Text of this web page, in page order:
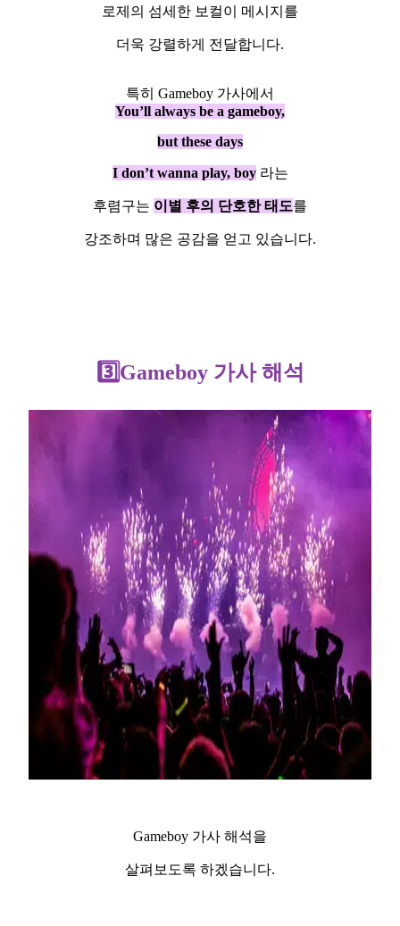
로제의 섬세한 보컬이 메시지를
더욱 강렬하게 전달합니다.
특히 Gameboy 가사에서
You’ll always be a gameboy,
but these days
I don’t wanna play, boy라는
후렴구는 이별 후의 단호한 태도를
강조하며 많은 공감을 얻고 있습니다.
3️⃣Gameboy 가사 해석
Gameboy 가사 해석을
살펴보도록 하겠습니다.